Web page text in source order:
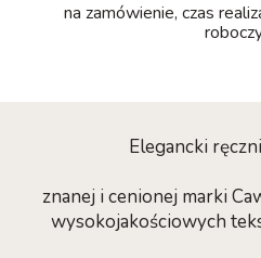
na zamówienie, czas
Elegancki
znanej i cenionej marki
wysokojakościowych